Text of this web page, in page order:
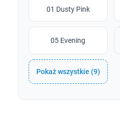
01 Dusty Pink
05 Evening
Pokaż wszystkie (9)